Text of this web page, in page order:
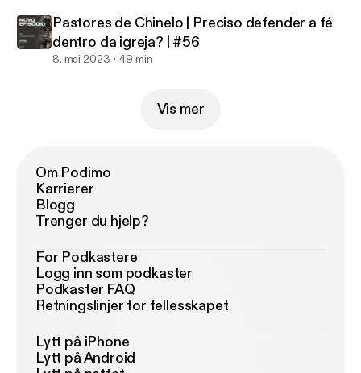
Pastores de Chinelo | Preciso defender a fé
dentro da igreja? | #56
8. mai 2023 49 min
Vis mer
Om Podimo
Karrierer
Blogg
Trenger du hjelp?
For Podkastere
Logg inn som podkaster
Podkaster FAQ
Retningslinjer for fellesskapet
Lytt på iPhone
Lytt på Android